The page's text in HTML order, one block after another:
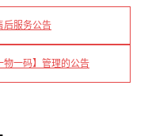
后服务公告
物一码】管理的公告